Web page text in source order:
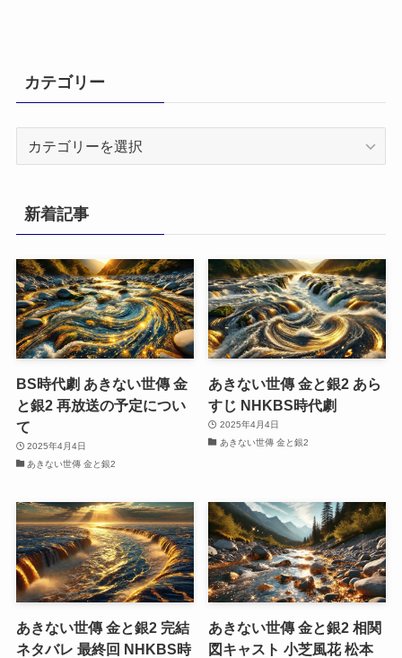
カテゴリー
リ
ー
新着記事
BS時代劇 あきない世傳 金
と銀2 再放送の予定につい
て
2025年4月4日
あきない世傳 金と銀2
あきない世傳 金と銀2 あら
すじ NHKBS時代劇
2025年4月4日
あきない世傳 金と銀2
あきない世傳 金と銀2 完結
ネタバレ 最終回 NHKBS時
あきない世傳 金と銀2 相関
図キャスト 小芝風花 松本